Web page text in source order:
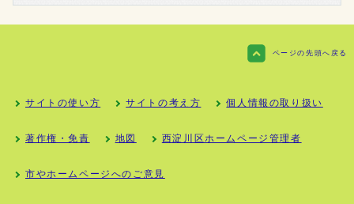
ページの先頭へ戻る
サイトの使い方 サイトの考え方 個人情報の取り扱い
著作権・免責 地図 西淀川区ホームページ管理者
市やホームページへのご意見